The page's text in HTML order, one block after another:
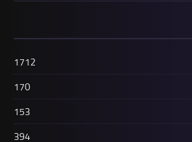
بالمرحوم بإذن الله مصطفى
أبو غسان قبل الدفن
1712
170
153
394